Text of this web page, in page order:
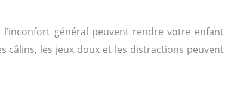
général peuvent rendre votre enfant
câlins, les jeux doux et les distractions peuvent